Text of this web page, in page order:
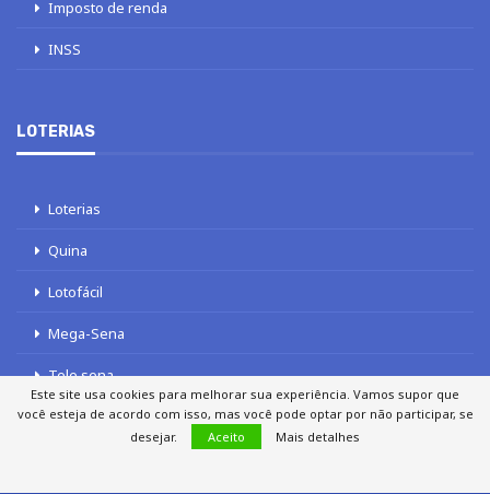
Imposto de renda
INSS
LOTERIAS
Loterias
Quina
Lotofácil
Mega-Sena
Tele sena
Este site usa cookies para melhorar sua experiência. Vamos supor que
você esteja de acordo com isso, mas você pode optar por não participar, se
desejar.
Aceito Mais detalhes